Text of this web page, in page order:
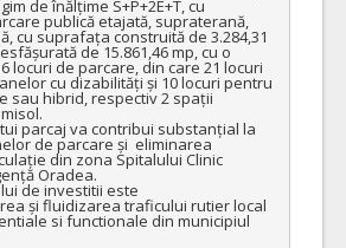
de înălțime S+P+2E+T, cu
publică etajată, supraterană,
cu suprafața construită de 3.284,31
de 15.861,46 mp, cu o
locuri de parcare, din care 21 locuri
cu dizabilități și 10 locuri pentru
sau hibrid, respectiv 2 spații
parcaj va contribui substanțial la
de parcare și  eliminarea
din zona Spitalului Clinic
Oradea.
de investitii este
și fluidizarea traficului rutier local
si functionale din municipiul